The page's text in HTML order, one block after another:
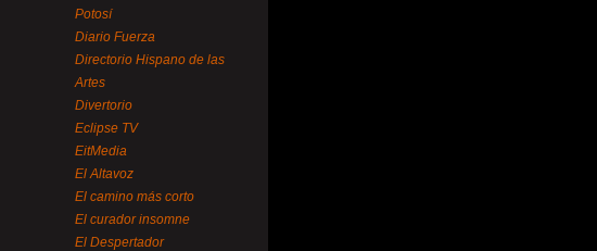
Potosí
Diario Fuerza
Directorio Hispano de las
Artes
Divertorio
Eclipse TV
EitMedia
El Altavoz
El camino más corto
El curador insomne
El Despertador